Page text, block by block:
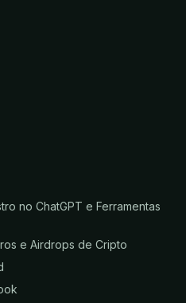
no ChatGPT e Ferramentas
e Airdrops de Cripto